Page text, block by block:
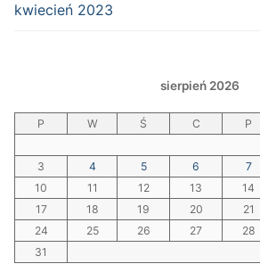
kwiecień 2023
sierpień 2026
P W Ś C P
3
4 5 6 7
10
11 12 13 14
17
18 19 20 21
24
25 26 27 28
31